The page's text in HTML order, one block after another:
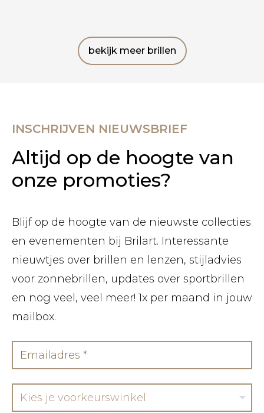
bekijk meer brillen
INSCHRIJVEN NIEUWSBRIEF
Altijd op de hoogte van
onze promoties?
Blijf op de hoogte van de nieuwste collecties
en evenementen bij Brilart. Interessante
nieuwtjes over brillen en lenzen, stijladvies
voor zonnebrillen, updates over sportbrillen
en nog veel, veel meer! 1x per maand in jouw
mailbox.
Kies je voorkeurswinkel